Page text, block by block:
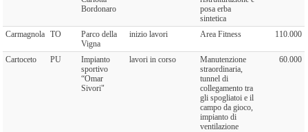
Bordonaro
posa erba
sintetica
Carmagnola TO
Parco della
Vigna
inizio lavori Area Fitness 110.000
Cartoceto PU
Impianto
sportivo
“Omar
Sivori"
lavori in corso
Manutenzione
straordinaria,
tunnel di
collegamento tra
gli spogliatoi e il
campo da gioco,
impianto di
ventilazione
60.000